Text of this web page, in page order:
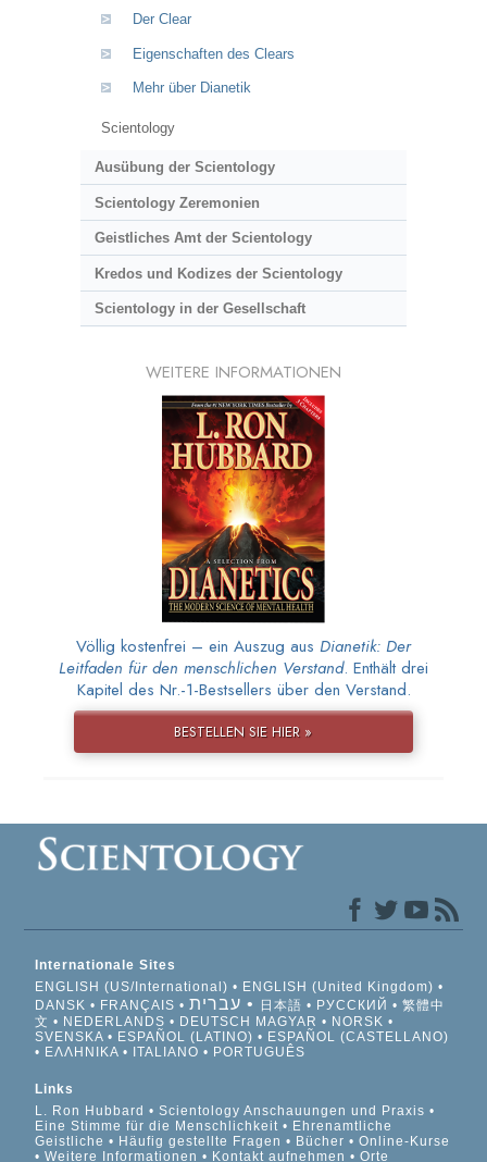
Der Clear
Eigenschaften des Clears
Mehr über Dianetik
Scientology
Ausübung der Scientology
Scientology Zeremonien
Geistliches Amt der Scientology
Kredos und Kodizes der Scientology
Scientology in der Gesellschaft
WEITERE INFORMATIONEN
Völlig kostenfrei – ein Auszug aus Dianetik: Der
Leitfaden für den menschlichen Verstand. Enthält drei
Kapitel des Nr.-1-Bestsellers über den Verstand.
BESTELLEN SIE HIER »
Internationale Sites
ENGLISH (US/International)
ENGLISH (United Kingdom)
DANSK
FRANÇAIS עברית 日本語 РУССКИЙ
繁體中
文
NEDERLANDS DEUTSCH MAGYAR
NORSK
SVENSKA
ESPAÑOL (LATINO)
ESPAÑOL (CASTELLANO)
ΕΛΛΗΝΙΚA
ITALIANO PORTUGUÊS
Links
L. Ron Hubbard
Scientology Anschauungen und Praxis
Eine Stimme für die Menschlichkeit
Ehrenamtliche
Geistliche
Häufig gestellte Fragen Bücher
Online-Kurse
Weitere Informationen
Kontakt aufnehmen Orte